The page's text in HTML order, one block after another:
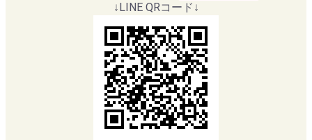
↓LINE QRコード↓